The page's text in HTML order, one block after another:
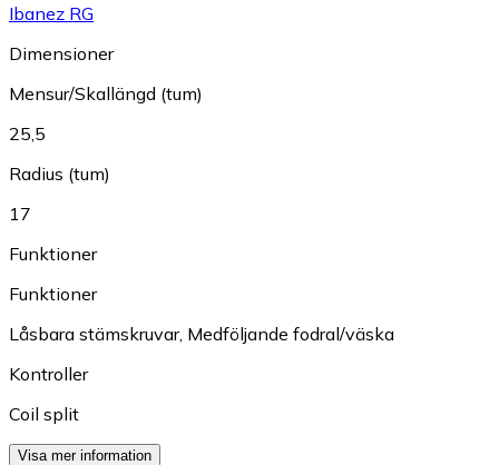
Ibanez RG
Dimensioner
Mensur/Skallängd (tum)
25,5
Radius (tum)
17
Funktioner
Funktioner
Låsbara stämskruvar, Medföljande fodral/väska
Kontroller
Coil split
Visa mer information